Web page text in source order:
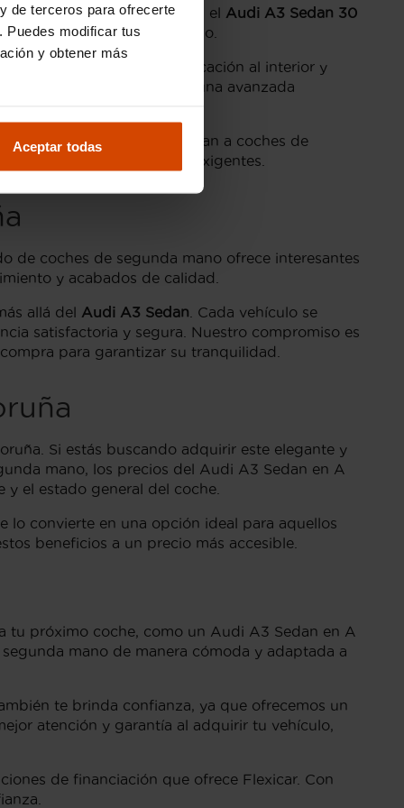
de terceros para ofrecerte
Puedes modificar tus
y obtener más
Aceptar todas
demandadas se encuentran el Audi A3 Sedan 30
potente y de bajo consumo.
toque extra de lujo y sofisticación al interior y
climatizador bi-zona y una avanzada
clientes enA Coruña
accedan a coches de
con las expectativas más exigentes.
de coches de segunda mano ofrece interesantes
y acabados de calidad.
allá del Audi A3 Sedan . Cada vehículo se
satisfactoria y segura. Nuestro compromiso es
para garantizar su tranquilidad.
Si estás buscando adquirir este elegante y
mano, los precios del Audi A3 Sedan en A
el estado general del coche.
lo convierte en una opción ideal para aquellos
beneficios a un precio más accesible.
tu próximo coche, como un Audi A3 Sedan en A
mano de manera cómoda y adaptada a
te brinda confianza, ya que ofrecemos un
atención y garantía al adquirir tu vehículo,
de financiación que ofrece Flexicar. Con